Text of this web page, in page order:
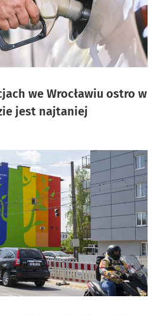
ostro w
jest najtaniej